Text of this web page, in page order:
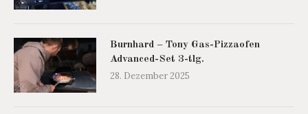
Burnhard – Tony Gas-Pizzaofen
Advanced-Set 3-tlg.
28. Dezember 2025